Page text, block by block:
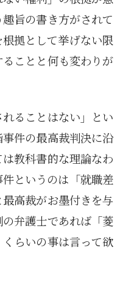
旨の書き方がされて
拠として挙げない限
ことと何も変わりが
れることはない」とい
件の最高裁判決に沿
教科書的な理論なわ
というのは「就職差
高裁がお墨付きを与
弁護士であれば「菱
らいの事は言って欲